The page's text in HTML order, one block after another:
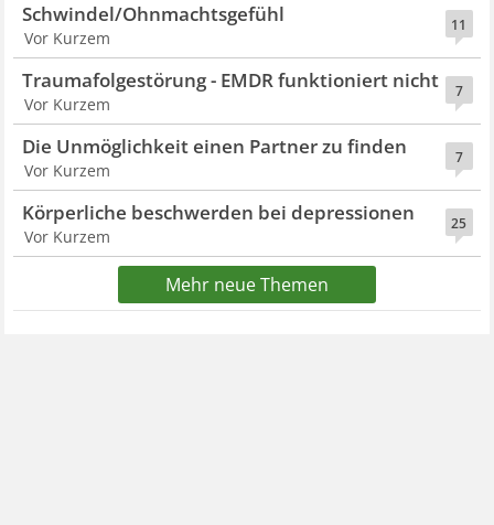
11
Schwindel/Ohnmachtsgefühl
Vor Kurzem
7
Traumafolgestörung - EMDR funktioniert nicht
Vor Kurzem
7
Die Unmöglichkeit einen Partner zu finden
Vor Kurzem
25
Körperliche beschwerden bei depressionen
Vor Kurzem
Mehr neue Themen